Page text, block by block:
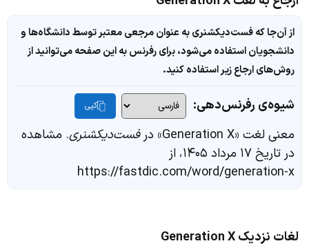
از آن‌جا که فست‌دیکشنری به عنوان مرجعی معتبر توسط دانشگاه‌ها و
دانشجویان استفاده می‌شود، برای رفرنس به این صفحه می‌توانید از
روش‌های ارجاع زیر استفاده کنید.
شیوه‌ی رفرنس‌دهی: کپی
معنی لغت «Generation X» در فست‌دیکشنری. مشاهده
در تاریخ ۱۷ مرداد ۱۴۰۵، از
https://fastdic.com/word/generation-x
لغات نزدیک Generation X